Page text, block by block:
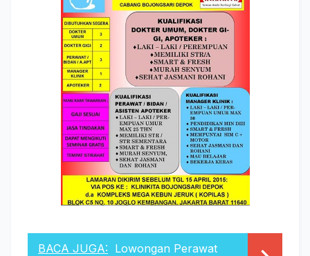
BACA JUGA: Lowongan Perawat